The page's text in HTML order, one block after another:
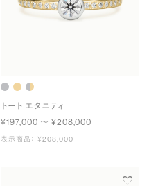
トート エタニティ
¥197,000 〜 ¥208,000
表示商品： ¥208,000